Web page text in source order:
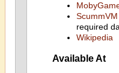
required
Wikipedia
Available At